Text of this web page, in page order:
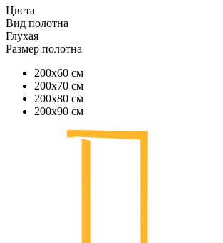
Цвета
Вид полотна
Глухая
Размер полотна
200х60 см
200х70 см
200х80 см
200х90 см